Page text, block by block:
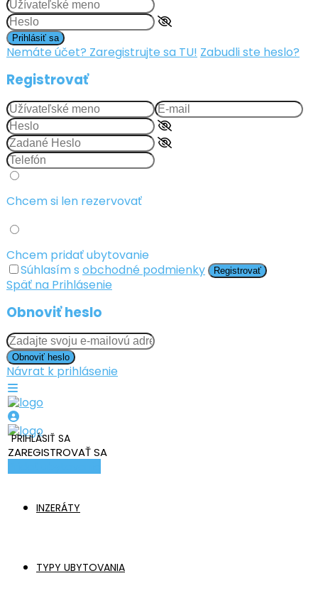
Prihlásiť sa
Nemáte účet? Zaregistrujte sa TU! Zabudli ste heslo?
Registrovať
Chcem si len rezervovať
Chcem pridať ubytovanie
Súhlasím s obchodné podmienky Registrovať
Späť na Prihlásenie
Obnoviť heslo
Obnoviť heslo
Návrat k prihlásenie
PRIHLÁSIŤ SA
ZAREGISTROVAŤ SA
INZERÁTY
TYPY UBYTOVANIA